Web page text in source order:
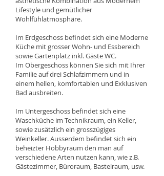
Lifestyle und gemütlicher
Wohlfühlatmosphäre.
Im Erdgeschoss befindet sich eine Moderne
Küche mit grosser Wohn- und Essbereich
sowie Gartenplatz inkl. Gäste WC.
Im Obergeschoss können Sie sich mit Ihrer
Familie auf drei Schlafzimmern und in
einem hellen, komfortablen und Exklusiven
Bad ausbreiten.
Im Untergeschoss befindet sich eine
Waschküche im Technikraum, ein Keller,
sowie zusätzlich ein grosszügiges
Weinkeller. Ausserdem befindet sich ein
beheizter Hobbyraum den man auf
verschiedene Arten nutzen kann, wie z.B.
Gästezimmer, Büroraum, Bastelraum, usw.